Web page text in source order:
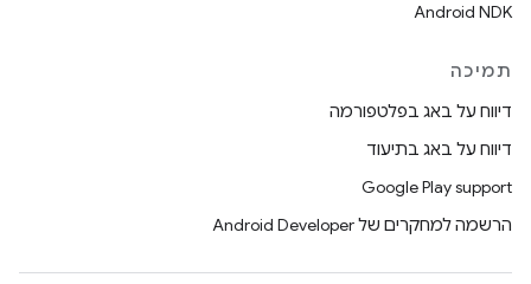
Android NDK
תמיכה
דיווח על באג בפלטפורמה
דיווח על באג בתיעוד
Google Play support
הרשמה למחקרים של Android Developer